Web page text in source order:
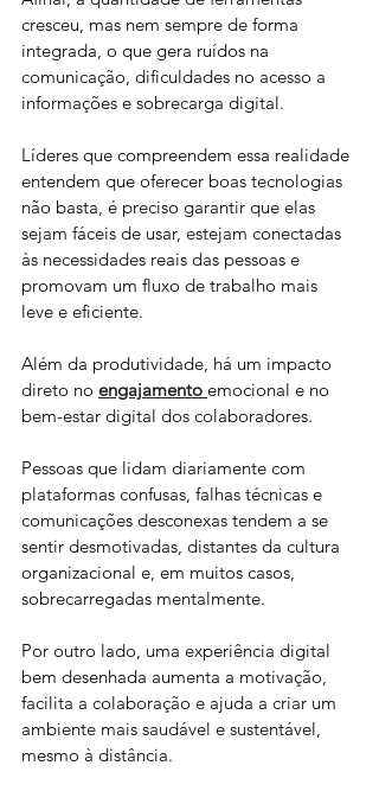
cresceu, mas nem sempre de forma
integrada, o que gera ruídos na
comunicação, dificuldades no acesso a
informações e sobrecarga digital.
Líderes que compreendem essa realidade
entendem que oferecer boas tecnologias
não basta, é preciso garantir que elas
sejam fáceis de usar, estejam conectadas
às necessidades reais das pessoas e
promovam um fluxo de trabalho mais
leve e eficiente.
Além da produtividade, há um impacto
direto no engajamento emocional e no
bem-estar digital dos colaboradores.
Pessoas que lidam diariamente com
plataformas confusas, falhas técnicas e
comunicações desconexas tendem a se
sentir desmotivadas, distantes da cultura
organizacional e, em muitos casos,
sobrecarregadas mentalmente.
Por outro lado, uma experiência digital
bem desenhada aumenta a motivação,
facilita a colaboração e ajuda a criar um
ambiente mais saudável e sustentável,
mesmo à distância.